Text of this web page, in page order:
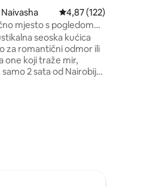
32
Prosječna ocjena:
4,87 (122)
mjesto s pogledom
jezera Naivasha
seoska kućica
za romantični odmor ili
one koji traže mir,
2 sata od Nairobija
Mount
Koliba je udaljena